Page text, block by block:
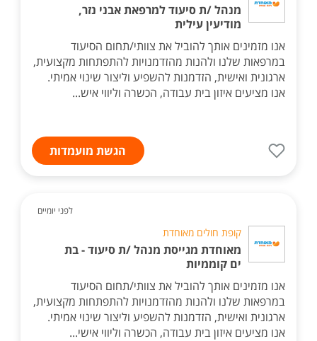
מנהל /ת סיעוד למרפאת אבני נזר,
מודיעין עילית
אנו מזמינים אותך להוביל את צוותי/תחום הסיעוד
במרפאות שלנו ולהנות מהזדמנויות להתפתחות מקצועית,
ארגונית ואישית, הזדמנות להשפיע וליצור שינוי אמיתי.
אנו מציעים איזון בית עבודה, הכשרה וליווי איש...
הגשת מועמדות
לפני יומיים
קופת חולים מאוחדת
מאוחדת מגייסת מנהל /ת סיעוד - בת
ים קוממיות
אנו מזמינים אותך להוביל את צוותי/תחום הסיעוד
במרפאות שלנו ולהנות מהזדמנויות להתפתחות מקצועית,
ארגונית ואישית, הזדמנות להשפיע וליצור שינוי אמיתי.
אנו מציעים איזון בית עבודה, הכשרה וליווי אישי...